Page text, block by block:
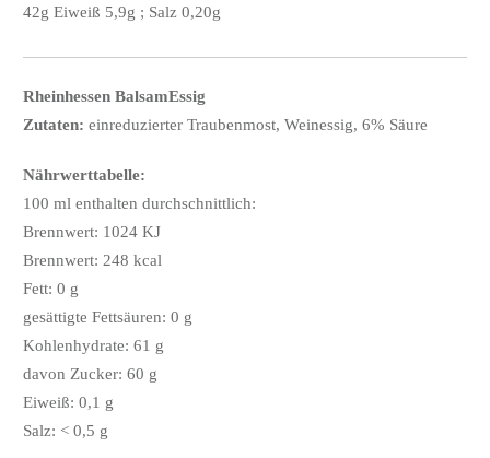
42g Eiweiß 5,9g ; Salz 0,20g
Rheinhessen BalsamEssig
Zutaten: einreduzierter Traubenmost, Weinessig, 6% Säure
Nährwerttabelle:
100 ml enthalten durchschnittlich:
Brennwert: 1024 KJ
Brennwert: 248 kcal
Fett: 0 g
gesättigte Fettsäuren: 0 g
Kohlenhydrate: 61 g
davon Zucker: 60 g
Eiweiß: 0,1 g
Salz: < 0,5 g